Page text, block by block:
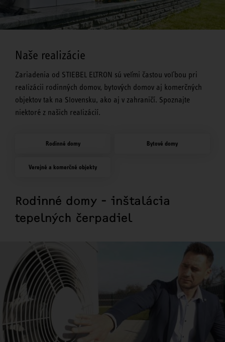
Naše realizácie
Zariadenia od STIEBEL ELTRON sú veľmi častou voľbou pri
realizácii rodinných domov, bytových domov aj komerčných
objektov tak na Slovensku, ako aj v zahraničí. Spoznajte
niektoré z našich realizácií.
Rodinné domy Bytové domy
Verejné a komerčné objekty
Rodinné domy - inštalácia
tepelných čerpadiel